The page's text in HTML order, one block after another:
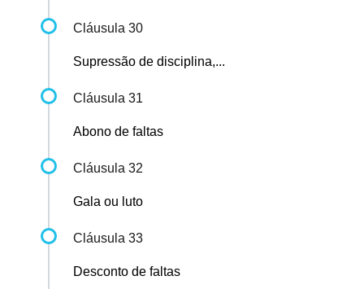
Cláusula 30
Supressão de disciplina,...
Cláusula 31
Abono de faltas
Cláusula 32
Gala ou luto
Cláusula 33
Desconto de faltas